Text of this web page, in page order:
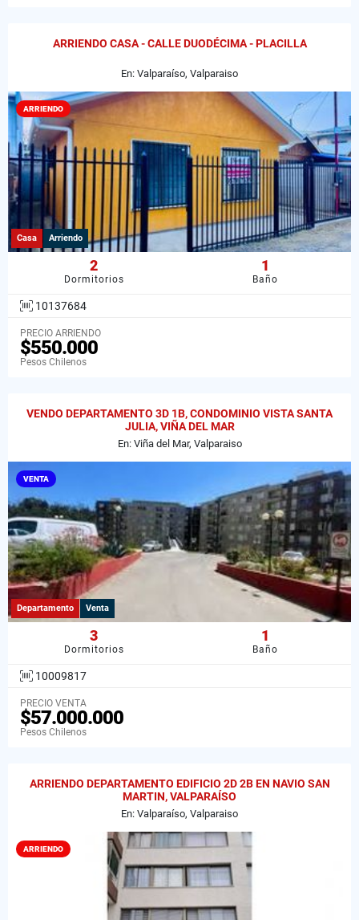
ARRIENDO CASA - CALLE DUODÉCIMA - PLACILLA
En: Valparaíso, Valparaiso
ARRIENDO
Casa Arriendo
2
Dormitorios
1
Baño
10137684
PRECIO ARRIENDO
$550.000
Pesos Chilenos
VENDO DEPARTAMENTO 3D 1B, CONDOMINIO VISTA SANTA
JULIA, VIÑA DEL MAR
En: Viña del Mar, Valparaiso
VENTA
Departamento Venta
3
Dormitorios
1
Baño
10009817
PRECIO VENTA
$57.000.000
Pesos Chilenos
ARRIENDO DEPARTAMENTO EDIFICIO 2D 2B EN NAVIO SAN
MARTIN, VALPARAÍSO
En: Valparaíso, Valparaiso
ARRIENDO